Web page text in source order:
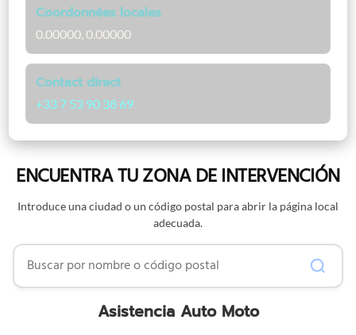
Coordonnées locales
0.00000, 0.00000
Contact direct
+33 7 53 90 38 69
ENCUENTRA TU ZONA DE INTERVENCIÓN
Introduce una ciudad o un código postal para abrir la página local
adecuada.
Buscar por nombre o código postal
Asistencia Auto Moto